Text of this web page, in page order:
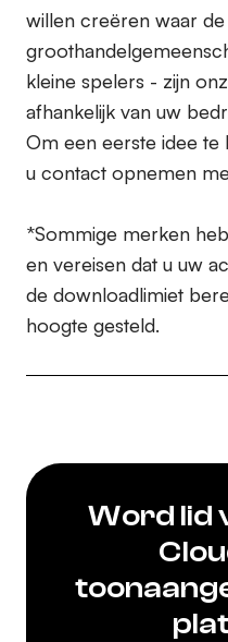
willen creëren waar
kleine spelers - zijn
afhankelijk van uw
Om een eerste idee te
u contact opnemen
*Sommige merken
en vereisen dat u uw
de downloadlimiet
hoogte gesteld.
Word lid